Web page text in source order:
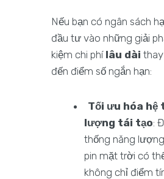
Nếu bạn có ngân sách
đầu tư vào những giải
kiệm chi phí lâu dài
đến điểm số ngắn hạn:
Tối ưu hóa hệ
lượng tái tạo:
thống năng
pin mặt trời có
không chỉ điểm